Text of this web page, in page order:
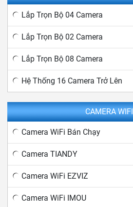
Lắp Trọn Bộ 04 Camera
Lắp Trọn Bộ 02 Camera
Lắp Trọn Bộ 08 Camera
Hệ Thống 16 Camera Trở Lên
CAMERA WIFI
Camera WiFi Bán Chạy
Camera TIANDY
Camera WiFi EZVIZ
Camera WiFi IMOU